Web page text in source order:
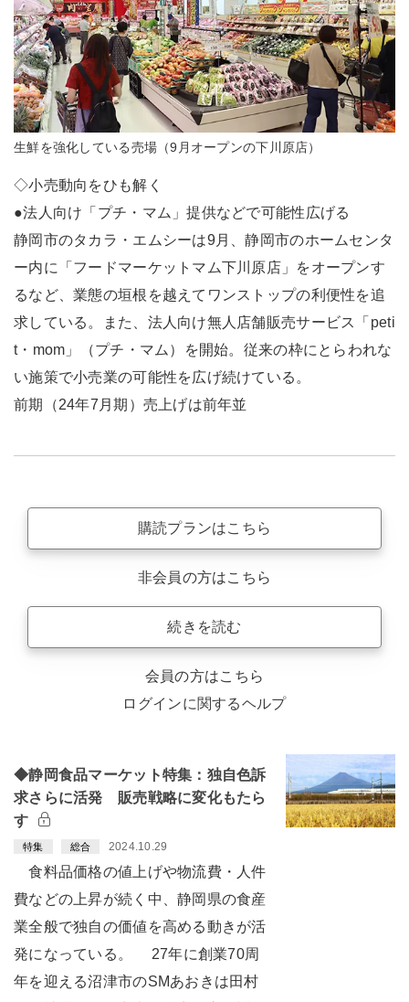
生鮮を強化している売場（9月オープンの下川原店）
◇小売動向をひも解く
●法人向け「プチ・マム」提供などで可能性広げる
静岡市のタカラ・エムシーは9月、静岡市のホームセンタ
ー内に「フードマーケットマム下川原店」をオープンす
るなど、業態の垣根を越えてワンストップの利便性を追
求している。また、法人向け無人店舗販売サービス「peti
t・mom」（プチ・マム）を開始。従来の枠にとらわれな
い施策で小売業の可能性を広げ続けている。
前期（24年7月期）売上げは前年並
購読プランはこちら
非会員の方はこちら
続きを読む
会員の方はこちら
ログインに関するヘルプ
◆静岡食品マーケット特集：独自色訴
求さらに活発 販売戦略に変化もたら
す
特集 総合 2024.10.29
食料品価格の値上げや物流費・人件
費などの上昇が続く中、静岡県の食産
業全般で独自の価値を高める動きが活
発になっている。 27年に創業70周
年を迎える沼津市のSMあおきは田村